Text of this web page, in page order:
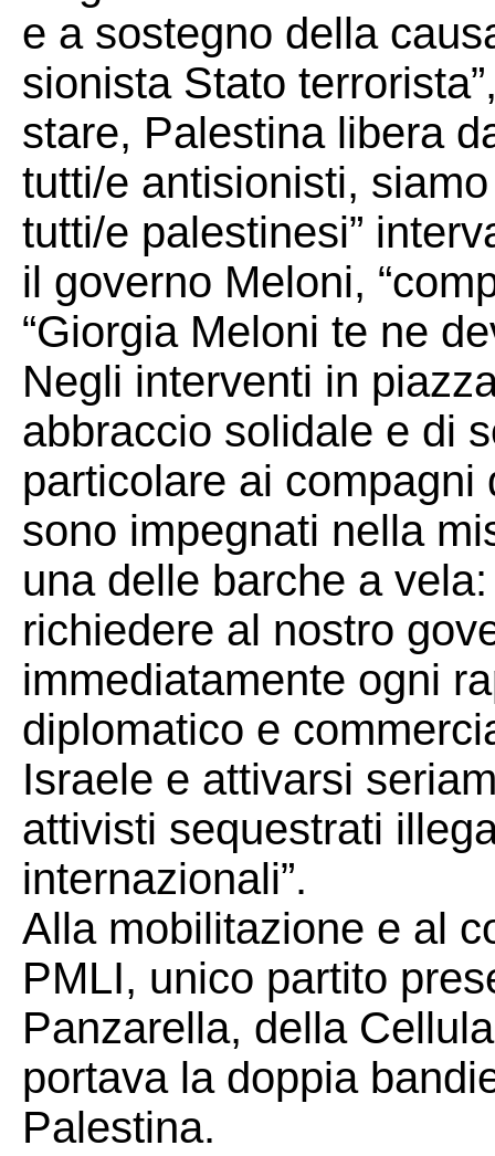
e a sostegno della
sionista Stato
stare, Palestina libera
tutti/e antisionisti,
tutti/e palestinesi”
il governo Meloni,
“Giorgia Meloni te ne
Negli interventi in
abbraccio solidale e di
particolare ai
sono impegnati nella
una delle barche a
richiedere al nostro
immediatamente ogni
diplomatico e
Israele e attivarsi
attivisti sequestrati
internazionali”.
Alla mobilitazione e al
PMLI, unico partito
Panzarella, della
portava la doppia
Palestina.